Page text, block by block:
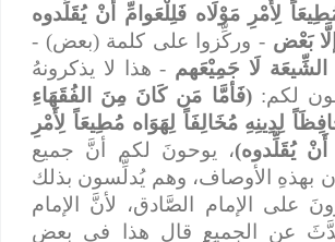
لِأَمْرِ مَوْلَاه فَلِلْعَوامِّ أَنْ يُقَلِّدوه
بَعْض - وركِّزوا على كلمة (بعض) -
الشِّيعَة لَا جَمِيْعَهم
هذا لا يذكرونهُ
لكم:(فَأمَّا مَن كَانَ مِنَ الفُقَهَاءِ
لِدِينِهِ مُخَالِفَاً لِهَوَاه مُطِيعَاً لِأَمْرِ
يُقَلِّدوه)، يوحونَ لكم أنَّ جميع
بهذهِ الأوصاف، وهم يُدلِّسون بذلك
على الإمام الصَّادق، لأنَّ الإمام
عن الجميع قال هذا في بعضِ